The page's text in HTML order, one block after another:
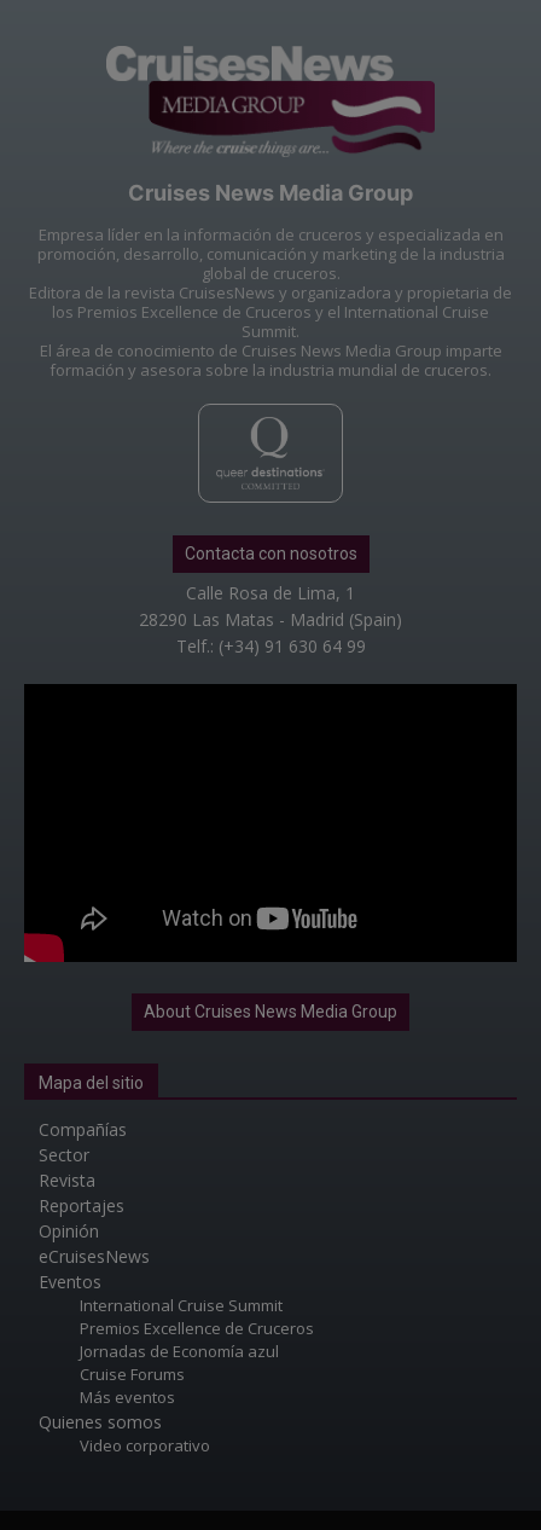
Cruises News Media Group
Empresa líder en la información de cruceros y especializada en
promoción, desarrollo, comunicación y marketing de la industria
global de cruceros.
Editora de la revista CruisesNews y organizadora y propietaria de
los Premios Excellence de Cruceros y el International Cruise
Summit.
El área de conocimiento de Cruises News Media Group imparte
formación y asesora sobre la industria mundial de cruceros.
Contacta con nosotros
Calle Rosa de Lima, 1
28290 Las Matas - Madrid (Spain)
Telf.: (+34) 91 630 64 99
About Cruises News Media Group
Mapa del sitio
Compañías
Sector
Revista
Reportajes
Opinión
eCruisesNews
Eventos
International Cruise Summit
Premios Excellence de Cruceros
Jornadas de Economía azul
Cruise Forums
Más eventos
Quienes somos
Video corporativo